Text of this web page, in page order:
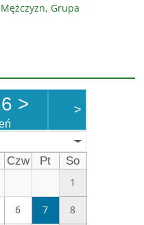
Grupa
> >
Czw Pt
So
1
6 7 8